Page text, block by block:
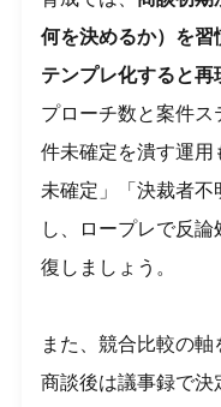
何を決めるか）を
テンプレ化すると再
プローチ数と案件
件未確定を潰す運
未確定」「決裁者
し、ロープレで反
復しましょう。
また、競合比較の軸
商談後は議事録で決